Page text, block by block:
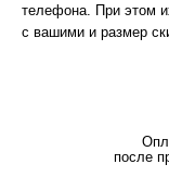
телефона. При этом
с вашими и размер
после